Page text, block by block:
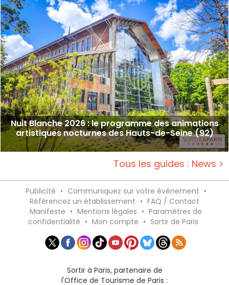
Nuit Blanche 2026 : le programme des animations
artistiques nocturnes des Hauts-de-Seine (92)
Tous les guides : News >
Publicité • Communiquez sur votre événement •
Référencez un établissement • FAQ / Contact
Manifeste • Mentions légales • Paramètres de
confidentialité • Mon compte • Sortir de Paris
Sortir à Paris, partenaire de
l'Office de Tourisme de Paris :